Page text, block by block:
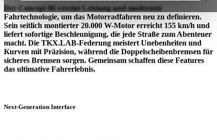
Der Concept 06 vereint Leistung und modernste
Fahrtechnologie, um das Motorradfahren neu zu definieren.
Sein seitlich montierter 20.000 W-Motor erreicht 155 km/h und
liefert sofortige Beschleunigung, die jede Straße zum Abenteuer
macht. Die TKX.LAB-Federung meistert Unebenheiten und
Kurven mit Präzision, während die Doppelscheibenbremsen für
sicheres Bremsen sorgen. Gemeinsam schaffen diese Features
das ultimative Fahrerlebnis.
Next-Generation Interface